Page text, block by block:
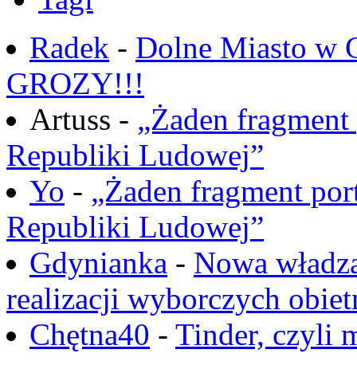
Radek - Dolne Miasto w
GROZY!!!
Artuss - „Żaden
Republiki Ludowej”
Yo - „Żaden fragment
Republiki Ludowej”
Gdynianka - Nowa
realizacji wyborczych
Chętna40 - Tinder, czyli